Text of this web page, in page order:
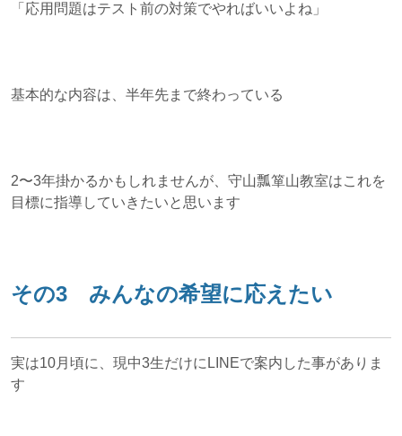
「応用問題はテスト前の対策でやればいいよね」
基本的な内容は、半年先まで終わっている
2〜3年掛かるかもしれませんが、守山瓢箪山教室はこれを
目標に指導していきたいと思います
その3 みんなの希望に応えたい
実は10月頃に、現中3生だけにLINEで案内した事がありま
す